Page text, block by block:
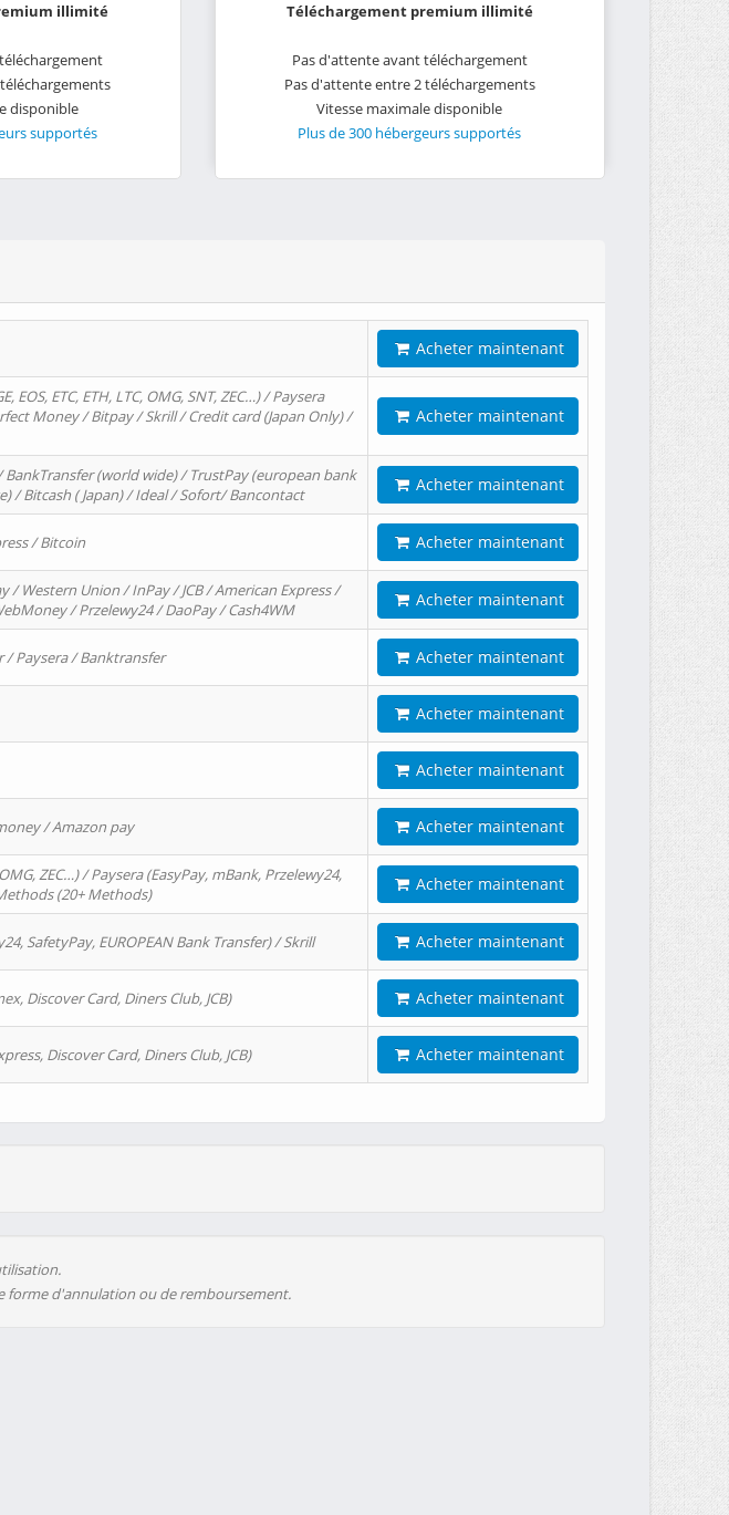
illimité
disponible
supportés
Téléchargement premium illimité
Pas d'attente avant téléchargement
Pas d'attente entre 2 téléchargements
Vitesse maximale disponible
Plus de 300 hébergeurs supportés
Acheter maintenant
ETC, ETH, LTC, OMG, SNT, ZEC…) / Paysera
Money / Bitpay / Skrill / Credit card (Japan Only) /
Acheter maintenant
(world wide) / TrustPay (european bank
/ Bitcash ( Japan) / Ideal / Sofort/ Bancontact
Acheter maintenant
/ Bitcoin Acheter maintenant
Western Union / InPay / JCB / American Express /
/ Przelewy24 / DaoPay / Cash4WM
Acheter maintenant
/ Paysera / Banktransfer Acheter maintenant
Acheter maintenant
Acheter maintenant
/ Amazon pay Acheter maintenant
ZEC…) / Paysera (EasyPay, mBank, Przelewy24,
(20+ Methods)
Acheter maintenant
SafetyPay, EUROPEAN Bank Transfer) / Skrill Acheter maintenant
Discover Card, Diners Club, JCB) Acheter maintenant
Discover Card, Diners Club, JCB) Acheter maintenant
forme d'annulation ou de remboursement.